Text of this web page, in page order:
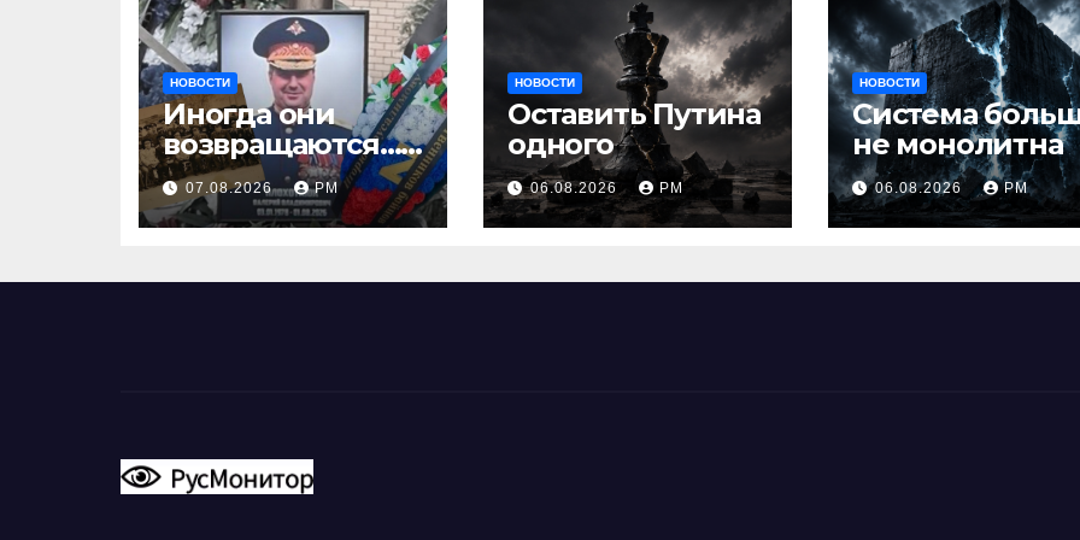
НОВОСТИ
Иногда они
возвращаются…
Или не
возвращаются
07.08.2026 РМ
НОВОСТИ
Оставить Путина
одного
06.08.2026 РМ
НОВОСТИ
Система
не монолитна
06.08.2026 РМ